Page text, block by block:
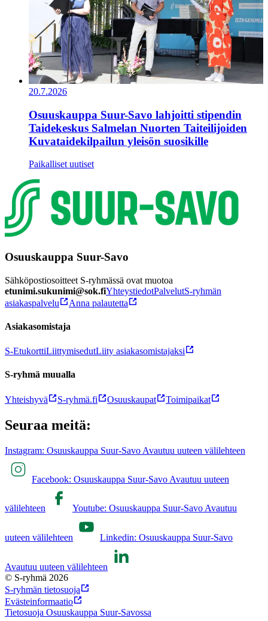
20.7.2026
Osuuskauppa Suur-Savo lahjoitti stipendin
Taidekeskus Salmelan Nuorten Taiteilijoiden
Kuvataidekilpailun yleisön suosikille
Paikalliset uutiset
Osuuskauppa Suur-Savo
Sähköpostiosoitteet S-ryhmässä ovat muotoa
etunimi.sukunimi@sok.fiYhteystiedotPalvelutS-ryhmän
asiakaspalvelu
Anna palautetta
Asiakasomistaja
S-EtukorttiLiittymisedutLiity asiakasomistajaksi
S-ryhmä muualla
Yhteishyvä S-ryhmä.fi Osuuskaupat Toimipaikat
Seuraa meitä:
Instagram: Osuuskauppa Suur-Savo Avautuu uuteen välilehteen
Facebook: Osuuskauppa Suur-Savo Avautuu uuteen
välilehteen Youtube: Osuuskauppa Suur-Savo Avautuu
uuteen välilehteen Linkedin: Osuuskauppa Suur-Savo
Avautuu uuteen välilehteen
© S-ryhmä 2026
S-ryhmän tietosuoja
Evästeinformaatio
Tietosuoja Osuuskauppa Suur-Savossa